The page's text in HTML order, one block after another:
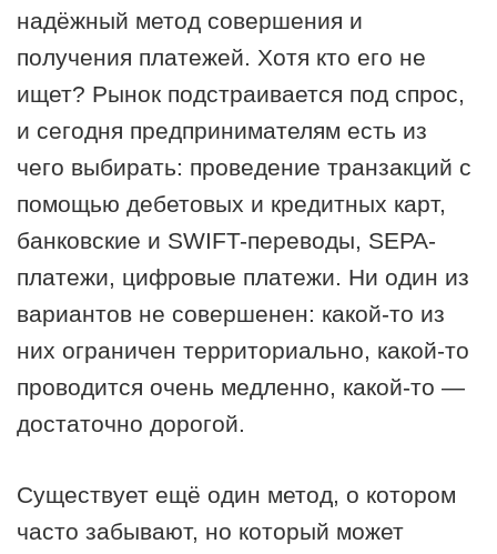
надёжный метод совершения и
получения платежей. Хотя кто его не
ищет? Рынок подстраивается под спрос,
и сегодня предпринимателям есть из
чего выбирать: проведение транзакций с
помощью дебетовых и кредитных карт,
банковские и SWIFT-переводы, SEPA-
платежи, цифровые платежи. Ни один из
вариантов не совершенен: какой-то из
них ограничен территориально, какой-то
проводится очень медленно, какой-то —
достаточно дорогой.
Существует ещё один метод, о котором
часто забывают, но который может